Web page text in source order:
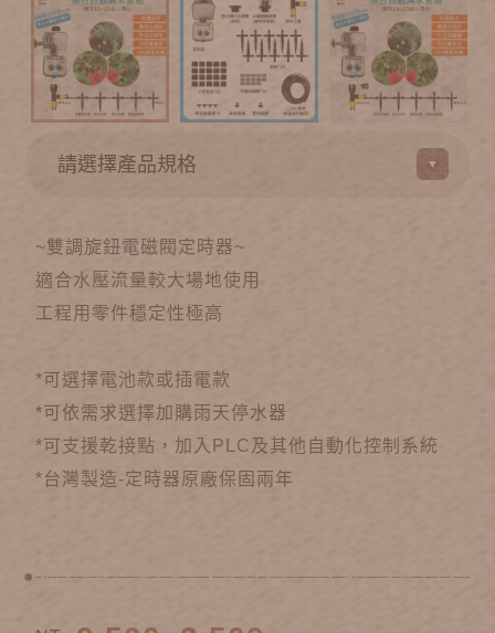
~雙調旋鈕電磁閥定時器~
適合水壓流量較大場地使用
工程用零件穩定性極高
*可選擇電池款或插電款
*可依需求選擇加購雨天停水器
*可支援乾接點，加入PLC及其他自動化控制系統
*台灣製造-定時器原廠保固兩年